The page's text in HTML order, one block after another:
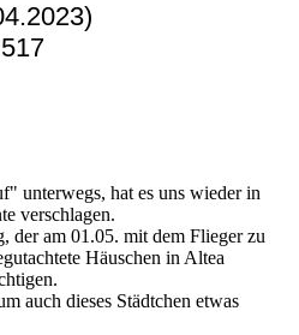
unterwegs, hat es uns wieder in
verschlagen.
der am 01.05. mit dem Flieger zu
Häuschen in Altea
auch dieses Städtchen etwas